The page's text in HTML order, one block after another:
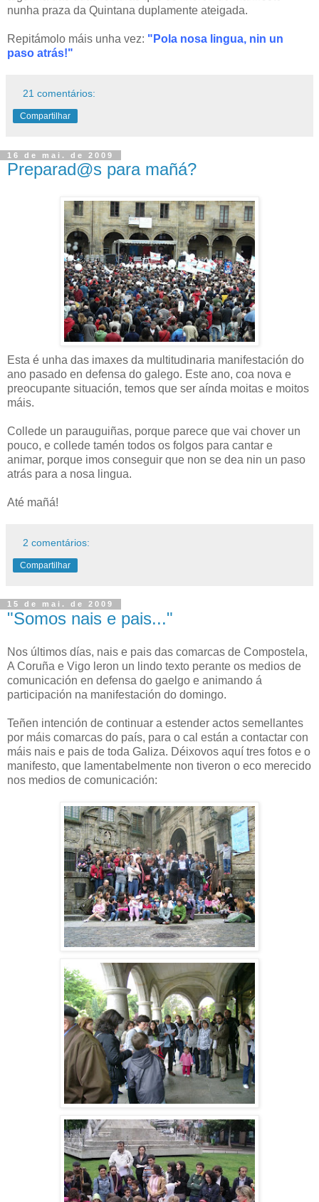
nunha praza da Quintana duplamente ateigada.
Repitámolo máis unha vez: "Pola nosa lingua, nin un
paso atrás!"
21 comentários:
Compartilhar
16 de mai. de 2009
Preparad@s para mañá?
Esta é unha das imaxes da multitudinaria manifestación do
ano pasado en defensa do galego. Este ano, coa nova e
preocupante situación, temos que ser aínda moitas e moitos
máis.
Collede un parauguiñas, porque parece que vai chover un
pouco, e collede tamén todos os folgos para cantar e
animar, porque imos conseguir que non se dea nin un paso
atrás para a nosa lingua.
Até mañá!
2 comentários:
Compartilhar
15 de mai. de 2009
"Somos nais e pais..."
Nos últimos días, nais e pais das comarcas de Compostela,
A Coruña e Vigo leron un lindo texto perante os medios de
comunicación en defensa do gaelgo e animando á
participación na manifestación do domingo.
Teñen intención de continuar a estender actos semellantes
por máis comarcas do país, para o cal están a contactar con
máis nais e pais de toda Galiza. Déixovos aquí tres fotos e o
manifesto, que lamentabelmente non tiveron o eco merecido
nos medios de comunicación: